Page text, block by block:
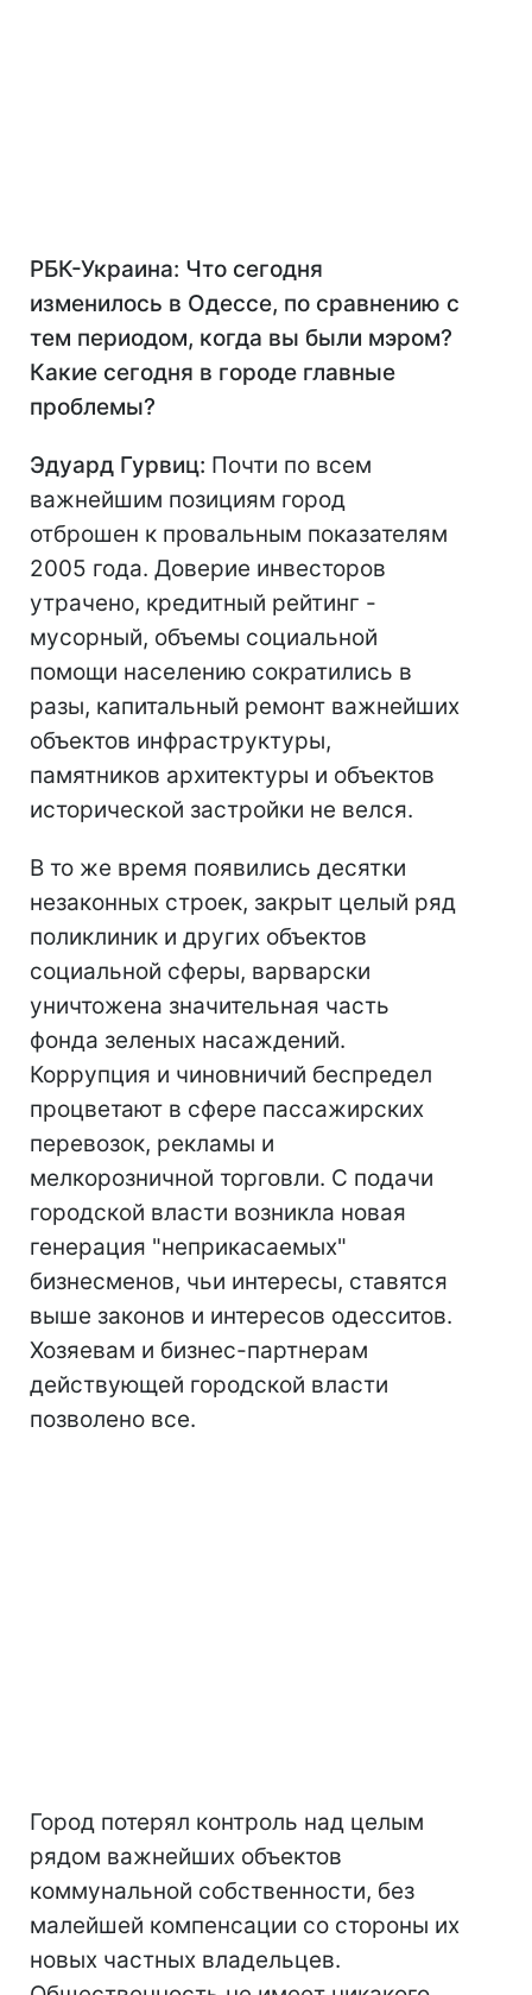
РБК-Украина: Что сегодня
изменилось в Одессе, по сравнению с
тем периодом, когда вы были мэром?
Какие сегодня в городе главные
проблемы?
Эдуард Гурвиц: Почти по всем
важнейшим позициям город
отброшен к провальным показателям
2005 года. Доверие инвесторов
утрачено, кредитный рейтинг -
мусорный, объемы социальной
помощи населению сократились в
разы, капитальный ремонт важнейших
объектов инфраструктуры,
памятников архитектуры и объектов
исторической застройки не велся.
В то же время появились десятки
незаконных строек, закрыт целый ряд
поликлиник и других объектов
социальной сферы, варварски
уничтожена значительная часть
фонда зеленых насаждений.
Коррупция и чиновничий беспредел
процветают в сфере пассажирских
перевозок, рекламы и
мелкорозничной торговли. С подачи
городской власти возникла новая
генерация "неприкасаемых"
бизнесменов, чьи интересы, ставятся
выше законов и интересов одесситов.
Хозяевам и бизнес-партнерам
действующей городской власти
позволено все.
Город потерял контроль над целым
рядом важнейших объектов
коммунальной собственности, без
малейшей компенсации со стороны их
новых частных владельцев.